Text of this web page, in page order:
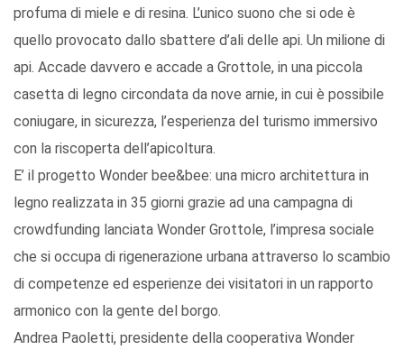
profuma di miele e di resina. L’unico suono che si ode è
quello provocato dallo sbattere d’ali delle api. Un milione di
api. Accade davvero e accade a Grottole, in una piccola
casetta di legno circondata da nove arnie, in cui è possibile
coniugare, in sicurezza, l’esperienza del turismo immersivo
con la riscoperta dell’apicoltura.
E’ il progetto Wonder bee&bee: una micro architettura in
legno realizzata in 35 giorni grazie ad una campagna di
crowdfunding lanciata Wonder Grottole, l’impresa sociale
che si occupa di rigenerazione urbana attraverso lo scambio
di competenze ed esperienze dei visitatori in un rapporto
armonico con la gente del borgo.
Andrea Paoletti, presidente della cooperativa Wonder